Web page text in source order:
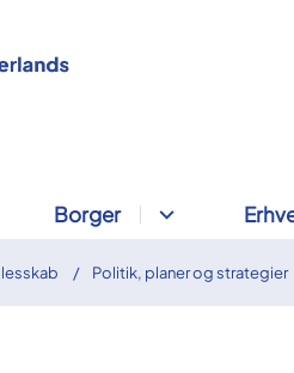
Borger
Politik, planer og strategier